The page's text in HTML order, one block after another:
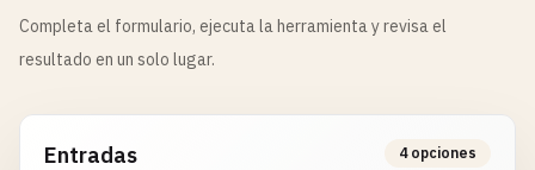
Completa el formulario, ejecuta la herramienta y revisa el
resultado en un solo lugar.
Entradas 4 opciones